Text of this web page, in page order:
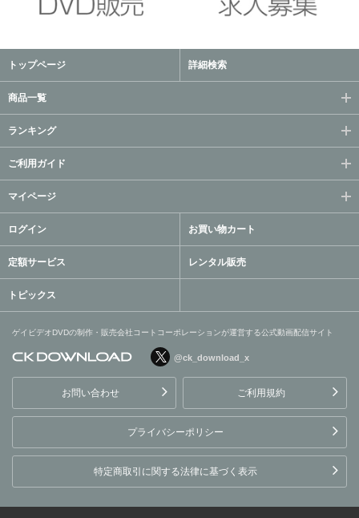
トップページ 詳細検索
商品一覧
ランキング
ご利用ガイド
マイページ
ログイン お買い物カート
定額サービス レンタル販売
トピックス
ゲイビデオDVDの制作・販売会社コートコーポレーションが運営する公式動画配信サイト
ョンが運営する公式動画配
信サイト
@ck_download_x
お問い合わせ ご利用規約
プライバシーポリシー
特定商取引に関する法律に基づく表示